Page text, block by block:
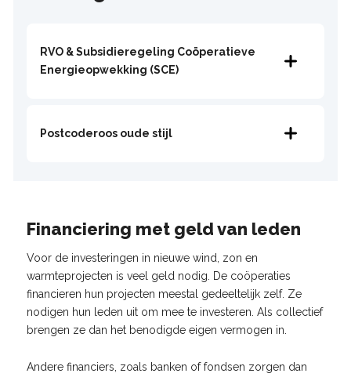
RVO & Subsidieregeling Coöperatieve
Energieopwekking (SCE)
Postcoderoos oude stijl
Financiering met geld van leden
Voor de investeringen in nieuwe wind, zon en
warmteprojecten is veel geld nodig. De coöperaties
financieren hun projecten meestal gedeeltelijk zelf. Ze
nodigen hun leden uit om mee te investeren. Als collectief
brengen ze dan het benodigde eigen vermogen in.
Andere financiers, zoals banken of fondsen zorgen dan